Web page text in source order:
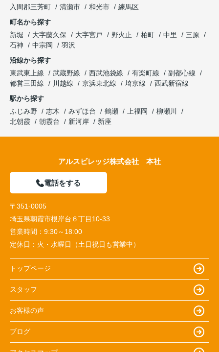
入間郡三芳町
清瀬市 和光市
練馬区
町名から探す
新堀
大字藤久保 大字宮戸 野火止 柏町 中里
三原
石神
中宗岡
羽沢
沿線から探す
東武東上線
武蔵野線 西武池袋線 有楽町線
副都心線
都営三田線
川越線 京浜東北線 埼京線
西武新宿線
駅から探す
ふじみ野
志木 みずほ台 鶴瀬 上福岡
柳瀬川
北朝霞
朝霞台 新河岸 新座
アルスビレッジ株式会社 本社
電話をする
〒351-0005
埼玉県朝霞市根岸台６丁目10-33
営業時間： 9:30～18:00
定休日： 火・水曜日（土日祝日も営業中）
トップページ
スタッフ
お客様の声
ブログ